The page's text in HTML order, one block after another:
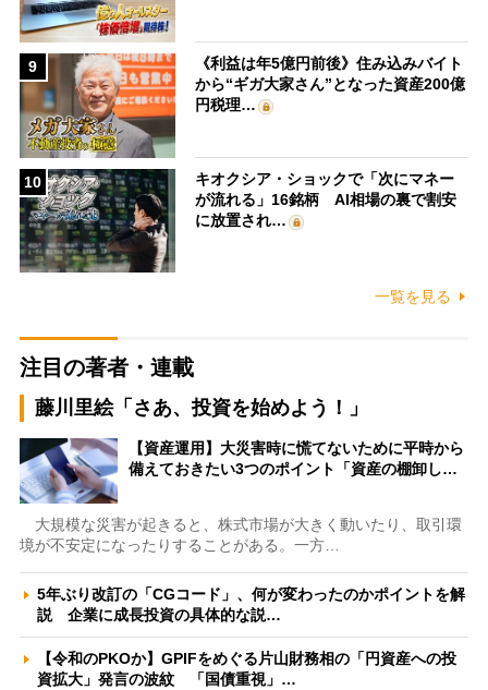
9
《利益は年5億円前後》住み込みバイト
から“ギガ大家さん”となった資産200億
円税理…
10
キオクシア・ショックで「次にマネー
が流れる」16銘柄 AI相場の裏で割安
に放置され…
一覧を見る
注目の著者・連載
藤川里絵「さあ、投資を始めよう！」
【資産運用】大災害時に慌てないために平時から
備えておきたい3つのポイント「資産の棚卸し…
大規模な災害が起きると、株式市場が大きく動いたり、取引環
境が不安定になったりすることがある。一方…
5年ぶり改訂の「CGコード」、何が変わったのかポイントを解
説 企業に成長投資の具体的な説…
【令和のPKOか】GPIFをめぐる片山財務相の「円資産への投
資拡大」発言の波紋 「国債重視」…